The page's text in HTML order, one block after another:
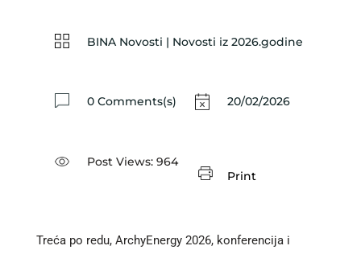
BINA Novosti | Novosti iz 2026.godine
0 Comments(s) 20/02/2026
Post Views: 964
Print
Treća po redu, ArchyEnergy 2026, konferencija i